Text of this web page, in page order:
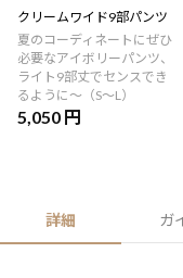
クリームワイド9部パンツ
夏のコーディネートにぜひ
必要なアイボリーパンツ、
ライト9部丈でセンスでき
るように〜（S〜L）
5,050 円
詳細 ガ